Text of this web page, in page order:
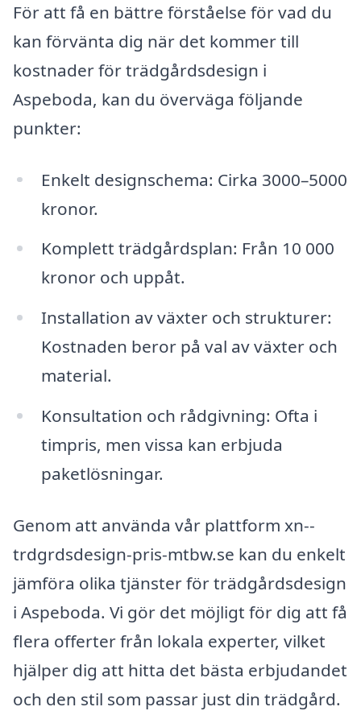
För att få en bättre förståelse för vad du
kan förvänta dig när det kommer till
kostnader för trädgårdsdesign i
Aspeboda, kan du överväga följande
punkter:
Enkelt designschema: Cirka 3000–5000
kronor.
Komplett trädgårdsplan: Från 10 000
kronor och uppåt.
Installation av växter och strukturer:
Kostnaden beror på val av växter och
material.
Konsultation och rådgivning: Ofta i
timpris, men vissa kan erbjuda
paketlösningar.
Genom att använda vår plattform xn--
trdgrdsdesign-pris-mtbw.se kan du enkelt
jämföra olika tjänster för trädgårdsdesign
i Aspeboda. Vi gör det möjligt för dig att få
flera offerter från lokala experter, vilket
hjälper dig att hitta det bästa erbjudandet
och den stil som passar just din trädgård.